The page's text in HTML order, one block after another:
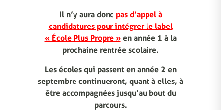
Il n’y aura donc pas d’appel à
candidatures pour intégrer le label
« École Plus Propre »en année 1 à la
prochaine rentrée scolaire.
Les écoles qui passent en année 2 en
septembre continueront, quant à elles, à
être accompagnées jusqu’au bout du
parcours.